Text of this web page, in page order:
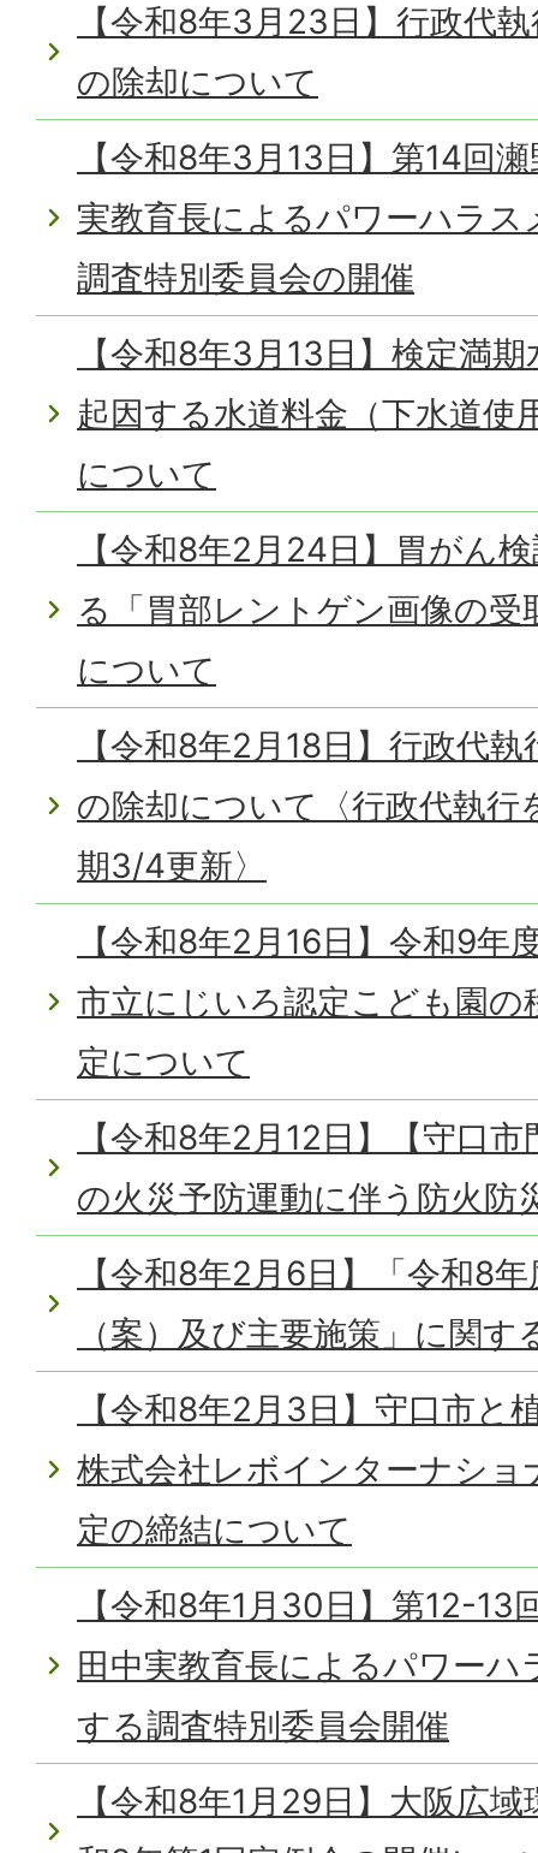
【令和8年3月23日】行政代
の除却について
【令和8年3月13日】第14回
実教育長によるパワーハラ
調査特別委員会の開催
【令和8年3月13日】検定満
起因する水道料金（下水道使
について
【令和8年2月24日】胃がん
る「胃部レントゲン画像の受
について
【令和8年2月18日】行政代
の除却について〈行政代執行
期3/4更新〉
【令和8年2月16日】令和9年
市立にじいろ認定こども園の
定について
【令和8年2月12日】【守口
の火災予防運動に伴う防火防
【令和8年2月6日】「令和8
（案）及び主要施策」に関
【令和8年2月3日】守口市と
株式会社レボインターナショ
定の締結について
【令和8年1月30日】第12-13
田中実教育長によるパワー
する調査特別委員会開催
【令和8年1月29日】大阪広